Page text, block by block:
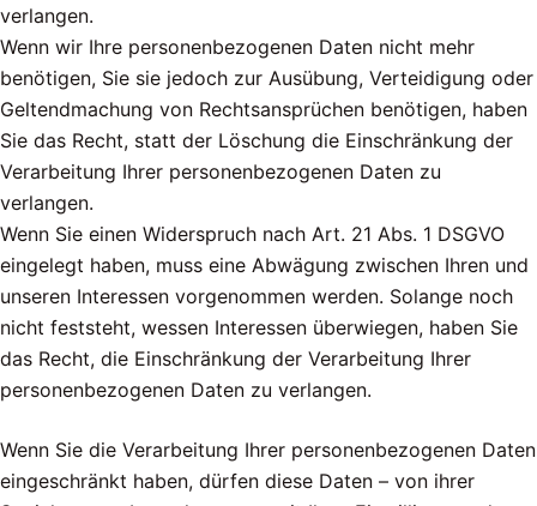
verlangen.
Wenn wir Ihre personenbezogenen Daten nicht mehr
benötigen, Sie sie jedoch zur Ausübung, Verteidigung oder
Geltendmachung von Rechtsansprüchen benötigen, haben
Sie das Recht, statt der Löschung die Einschränkung der
Verarbeitung Ihrer personenbezogenen Daten zu
verlangen.
Wenn Sie einen Widerspruch nach Art. 21 Abs. 1 DSGVO
eingelegt haben, muss eine Abwägung zwischen Ihren und
unseren Interessen vorgenommen werden. Solange noch
nicht feststeht, wessen Interessen überwiegen, haben Sie
das Recht, die Einschränkung der Verarbeitung Ihrer
personenbezogenen Daten zu verlangen.
Wenn Sie die Verarbeitung Ihrer personenbezogenen Daten
eingeschränkt haben, dürfen diese Daten – von ihrer